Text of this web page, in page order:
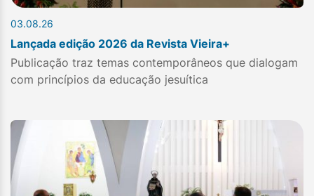
03.08.26
Lançada edição 2026 da Revista Vieira+
Publicação traz temas contemporâneos que dialogam
com princípios da educação jesuítica